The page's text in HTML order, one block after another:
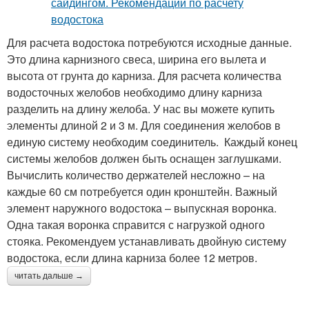
Для расчета водостока потребуются исходные данные.
Это длина карнизного свеса, ширина его вылета и
высота от грунта до карниза. Для расчета количества
водосточных желобов необходимо длину карниза
разделить на длину желоба. У нас вы можете купить
элементы длиной 2 и 3 м. Для соединения желобов в
единую систему необходим соединитель. Каждый конец
системы желобов должен быть оснащен заглушками.
Вычислить количество держателей несложно – на
каждые 60 см потребуется один кронштейн. Важный
элемент наружного водостока – выпускная воронка.
Одна такая воронка справится с нагрузкой одного
стояка. Рекомендуем устанавливать двойную систему
водостока, если длина карниза более 12 метров.
читать дальше →